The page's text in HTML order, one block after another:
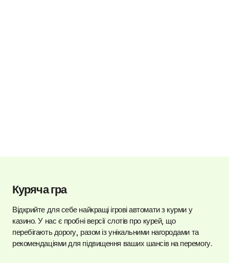
Куряча гра
Відкрийте для себе найкращі ігрові автомати з курми у
казино. У нас є пробні версії слотів про курей, що
перебігають дорогу, разом із унікальними нагородами та
рекомендаціями для підвищення ваших шансів на перемогу.